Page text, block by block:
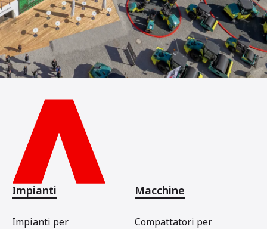
Impianti
Impianti per
Macchine
Compattatori per